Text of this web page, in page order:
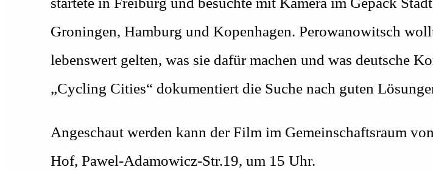
Groningen, Hamburg und Kopenhagen. Perowanowitsch
lebenswert gelten, was sie dafür machen und was deutsche
„Cycling Cities“ dokumentiert die Suche nach guten
Angeschaut werden kann der Film im Gemeinschaftsraum
Hof, Pawel-Adamowicz-Str.19, um 15 Uhr.